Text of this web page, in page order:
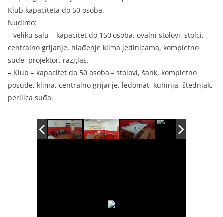
Klub kapaciteta do 50 osoba.
Nudimo:
– veliku salu – kapacitet do 150 osoba, ovalni stolovi, stolci,
centralno grijanje, hlađenje klima jedinicama, kompletno
suđe, projektor, razglas.
– Klub – kapacitet do 50 osoba – stolovi, šank, kompletno
posuđe, klima, centralno grijanje, ledomat, kuhinja, štednjak,
perilica suđa.